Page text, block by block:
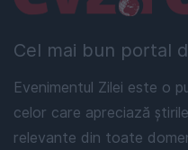
Cel mai bun portal
Evenimentul Zilei este o
celor care apreciază
relevante din toate